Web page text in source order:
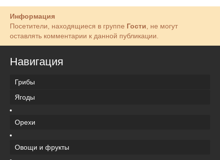
Информация
Посетители, находящиеся в группе Гости , не могут
оставлять комментарии к данной публикации.
Навигация
Грибы
Ягоды
Орехи
Овощи и фрукты